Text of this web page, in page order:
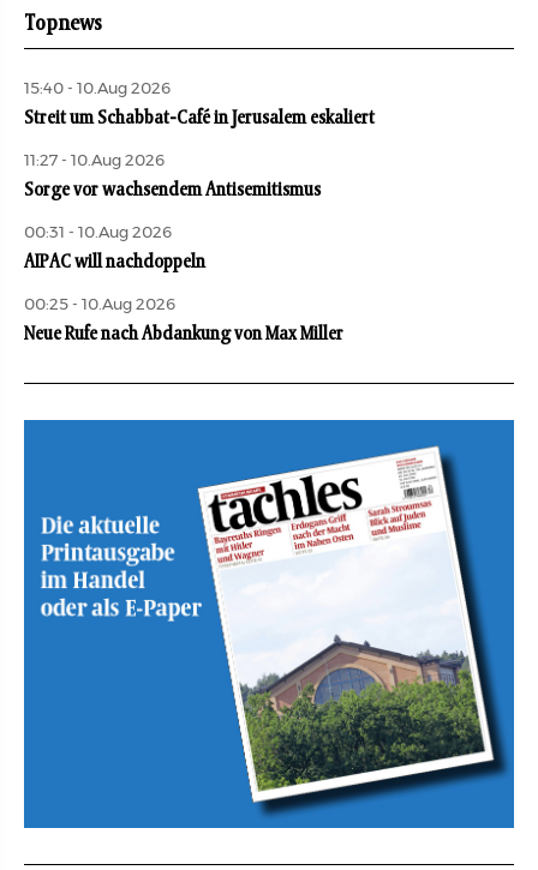
Topnews
15:40 - 10.Aug 2026
Streit um Schabbat-Café in Jerusalem eskaliert
11:27 - 10.Aug 2026
Sorge vor wachsendem Antisemitismus
00:31 - 10.Aug 2026
AIPAC will nachdoppeln
00:25 - 10.Aug 2026
Neue Rufe nach Abdankung von Max Miller